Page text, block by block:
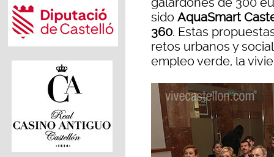
sido AquaSmart
360. Estas
retos urbanos y
empleo verde, la